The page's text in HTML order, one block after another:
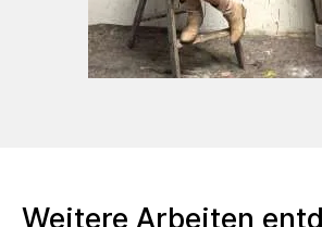
Die Natur spielt seit der
zentrale Rolle in Tinis
Schaffen. Ihre regelmäßigen
die Landschaft in Tirol,
Weitere Arbeiten